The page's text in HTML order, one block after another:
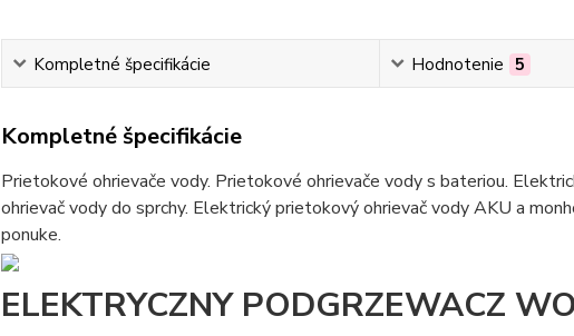
Kompletné špecifikácie Hodnotenie 5
Kompletné špecifikácie
Prietokové ohrievače vody. Prietokové ohrievače vody s bateriou.
ohrievač vody do sprchy. Elektrický prietokový ohrievač vody AKU a
ponuke.
ELEKTRYCZNY PODGRZEWACZ